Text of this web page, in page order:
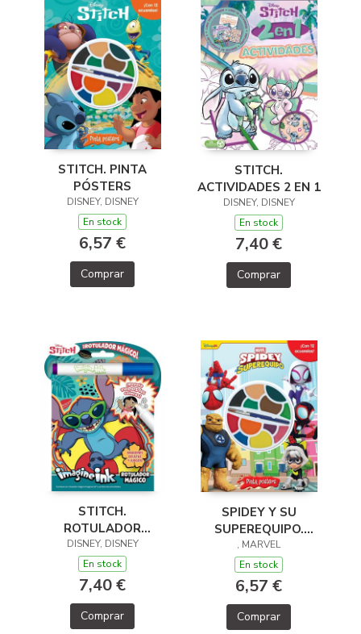
STITCH. PINTA
PÓSTERS
DISNEY, DISNEY
En stock
6,57 €
Comprar
STITCH.
ACTIVIDADES 2 EN 1
DISNEY, DISNEY
En stock
7,40 €
Comprar
STITCH.
ROTULADOR
MÁGICO
DISNEY, DISNEY
En stock
7,40 €
Comprar
SPIDEY Y SU
SUPEREQUIPO.
PINTA PÓSTERS
, MARVEL
En stock
6,57 €
Comprar